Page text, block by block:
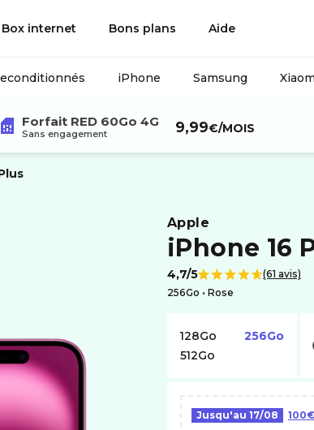
Box internet Bons plans Aide
iPhone Samsung
Forfait RED 60Go 4G
Sans engagement 9,99€/MOIS
apple
iPhone 16
Note de
4,7/5
(61 avis)
256Go •
rose
128Go
256Go
512Go
Jusqu'au 17/08 100€